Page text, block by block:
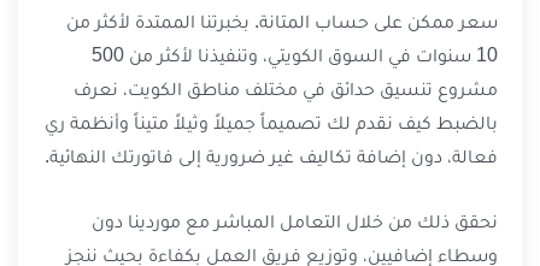
سعر ممكن على حساب المتانة. بخبرتنا الممتدة لأكثر من
10 سنوات في السوق الكويتي، وتنفيذنا لأكثر من 500
مشروع تنسيق حدائق في مختلف مناطق الكويت، نعرف
بالضبط كيف نقدم لك تصميماً جميلاً وثيلاً متيناً وأنظمة ري
فعالة، دون إضافة تكاليف غير ضرورية إلى فاتورتك النهائية.
نحقق ذلك من خلال التعامل المباشر مع موردينا دون
وسطاء إضافيين، وتوزيع فريق العمل بكفاءة بحيث ننجز